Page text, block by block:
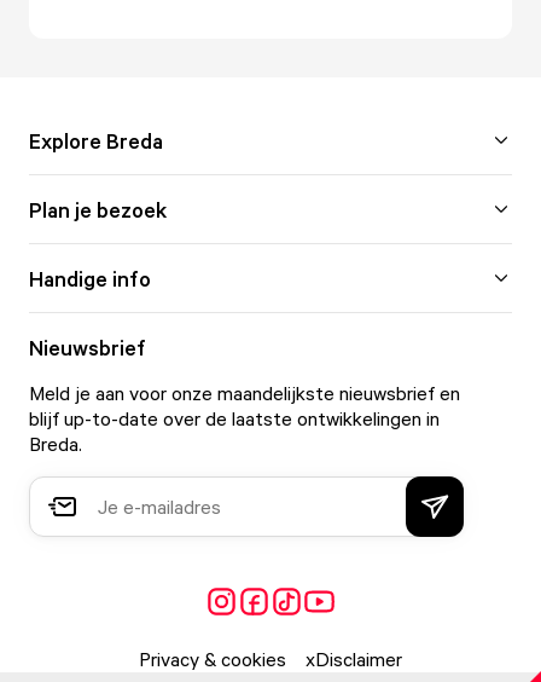
Explore Breda
Plan je bezoek
Handige info
Nieuwsbrief
Meld je aan voor onze maandelijkste nieuwsbrief en
blijf up-to-date over de laatste ontwikkelingen in
Breda.
Privacy & cookies Disclaimer